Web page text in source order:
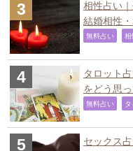
相性占い
結婚相性
無料占い 相
タロット
をどう思
無料占い タ
セックス